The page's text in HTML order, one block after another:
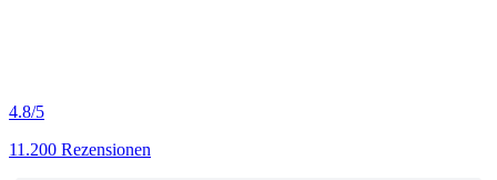
4.8/5
11.200 Rezensionen